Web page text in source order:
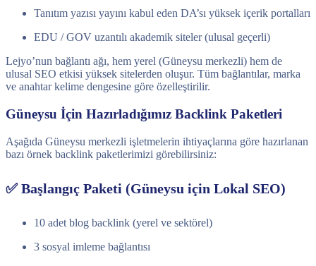
Tanıtım yazısı yayını kabul eden DA’sı yüksek içerik portalları
EDU / GOV uzantılı akademik siteler (ulusal geçerli)
Lejyo’nun bağlantı ağı, hem yerel (Güneysu merkezli) hem de
ulusal SEO etkisi yüksek sitelerden oluşur. Tüm bağlantılar, marka
ve anahtar kelime dengesine göre özelleştirilir.
Güneysu İçin Hazırladığımız Backlink Paketleri
Aşağıda Güneysu merkezli işletmelerin ihtiyaçlarına göre hazırlanan
bazı örnek backlink paketlerimizi görebilirsiniz:
✅ Başlangıç Paketi (Güneysu için Lokal SEO)
10 adet blog backlink (yerel ve sektörel)
3 sosyal imleme bağlantısı